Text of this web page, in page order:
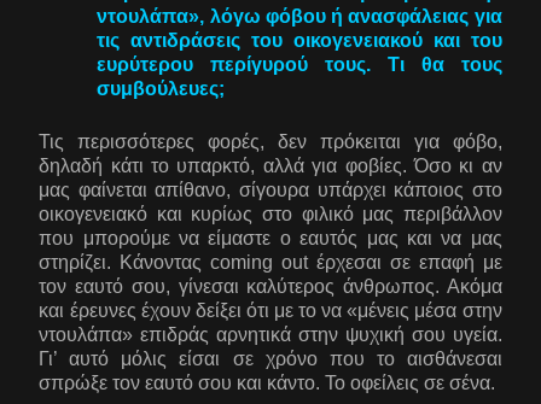
ντουλάπα», λόγω φόβου ή ανασφάλειας για
τις αντιδράσεις του οικογενειακού και του
ευρύτερου περίγυρού τους. Τι θα τους
συμβούλευες;
Τις περισσότερες φορές, δεν πρόκειται για φόβο,
δηλαδή κάτι το υπαρκτό, αλλά για φοβίες. Όσο κι αν
μας φαίνεται απίθανο, σίγουρα υπάρχει κάποιος στο
οικογενειακό και κυρίως στο φιλικό μας περιβάλλον
που μπορούμε να είμαστε ο εαυτός μας και να μας
στηρίζει. Κάνοντας coming out έρχεσαι σε επαφή με
τον εαυτό σου, γίνεσαι καλύτερος άνθρωπος. Ακόμα
και έρευνες έχουν δείξει ότι με το να «μένεις μέσα στην
ντουλάπα» επιδράς αρνητικά στην ψυχική σου υγεία.
Γι’ αυτό μόλις είσαι σε χρόνο που το αισθάνεσαι
σπρώξε τον εαυτό σου και κάντο. Το οφείλεις σε σένα.